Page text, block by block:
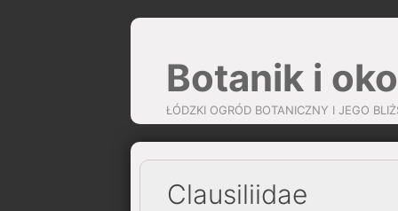
Botanik i
ŁÓDZKI OGRÓD BOTANICZNY I JEGO
Clausiliidae